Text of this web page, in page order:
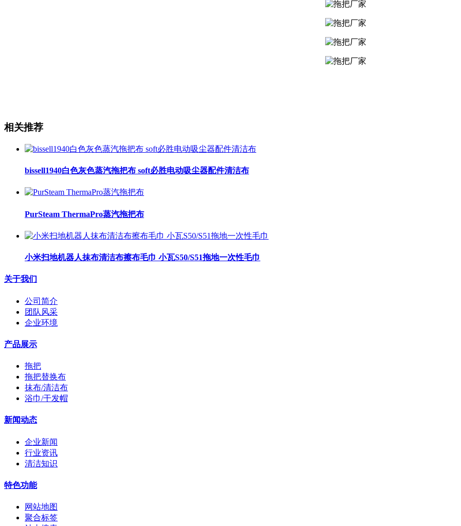
相关推荐
bissell1940白色灰色蒸汽拖把布 soft必胜电动吸尘器配件清洁布
PurSteam ThermaPro蒸汽拖把布
小米扫地机器人抹布清洁布擦布毛巾 小瓦S50/S51拖地一次性毛巾
关于我们
公司简介
团队风采
企业环境
产品展示
拖把
拖把替换布
抹布/清洁布
浴巾/干发帽
新闻动态
企业新闻
行业资讯
清洁知识
特色功能
网站地图
聚合标签